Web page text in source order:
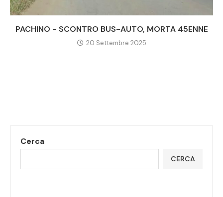
PACHINO - SCONTRO BUS-AUTO, MORTA 45ENNE
20 Settembre 2025
Cerca
CERCA